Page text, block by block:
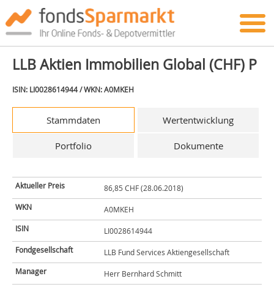
LLB Aktien Immobilien Global (CHF) P
ISIN: LI0028614944 / WKN: A0MKEH
Stammdaten Wertentwicklung
Portfolio Dokumente
Aktueller Preis
86,85 CHF (28.06.2018)
WKN
A0MKEH
ISIN
LI0028614944
Fondgesellschaft
LLB Fund Services Aktiengesellschaft
Manager
Herr Bernhard Schmitt